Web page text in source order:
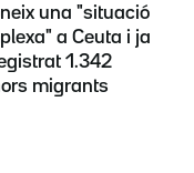
una "situació
a Ceuta i ja
1.342
migrants